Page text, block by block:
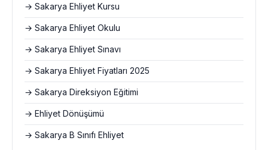
→ Sakarya Ehliyet Kursu
→ Sakarya Ehliyet Okulu
→ Sakarya Ehliyet Sınavı
→ Sakarya Ehliyet Fiyatları 2025
→ Sakarya Direksiyon Eğitimi
→ Ehliyet Dönüşümü
→ Sakarya B Sınıfı Ehliyet